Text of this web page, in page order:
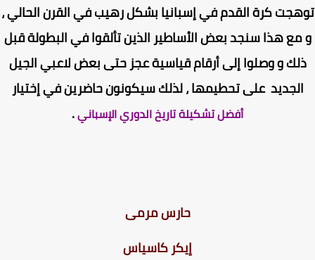
كرة القدم في إسبانيا بشكل رهيب في القرن الحالي ،
هذا سنجد بعض الأساطير الذين تألقوا في البطولة قبل
و وصلوا إلى أرقام قياسية عجز حتى بعض لاعبي الجيل
على تحطيمها ، لذلك سيكونون حاضرين في إختيار
أفضل تشكيلة تاريخ الدوري الإسباني.
حارس مرمى
إيكر كاسياس